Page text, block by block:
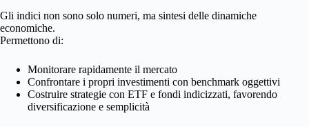
Gli indici non sono solo numeri, ma sintesi delle dinamiche
economiche.
Permettono di:
Monitorare rapidamente il mercato
Confrontare i propri investimenti con benchmark oggettivi
Costruire strategie con ETF e fondi indicizzati, favorendo
diversificazione e semplicità